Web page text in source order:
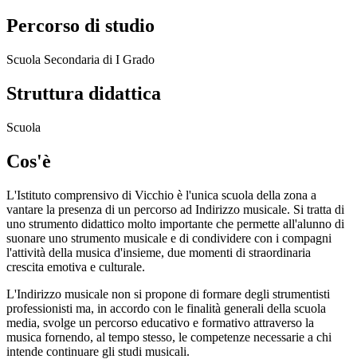
Percorso di studio
Scuola Secondaria di I Grado
Struttura didattica
Scuola
Cos'è
L'Istituto comprensivo di Vicchio è l'unica scuola della zona a
vantare la presenza di un percorso ad Indirizzo musicale. Si tratta di
uno strumento didattico molto importante che permette all'alunno di
suonare uno strumento musicale e di condividere con i compagni
l'attività della musica d'insieme, due momenti di straordinaria
crescita emotiva e culturale.
L'Indirizzo musicale non si propone di formare degli strumentisti
professionisti ma, in accordo con le finalità generali della scuola
media, svolge un percorso educativo e formativo attraverso la
musica fornendo, al tempo stesso, le competenze necessarie a chi
intende continuare gli studi musicali.